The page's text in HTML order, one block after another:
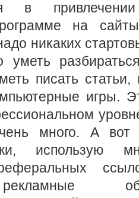
в
на
никаких
уметь
писать
игры.
много. А вот
использую